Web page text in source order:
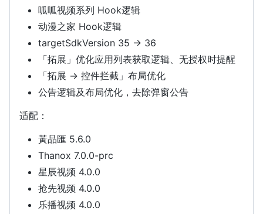
呱呱视频系列 Hook逻辑
动漫之家 Hook逻辑
targetSdkVersion 35 -> 36
「拓展」优化应用列表获取逻辑、无授权时提醒
「拓展 -> 控件拦截」布局优化
公告逻辑及布局优化，去除弹窗公告
适配：
黃品匯 5.6.0
Thanox 7.0.0-prc
星辰视频 4.0.0
抢先视频 4.0.0
乐播视频 4.0.0